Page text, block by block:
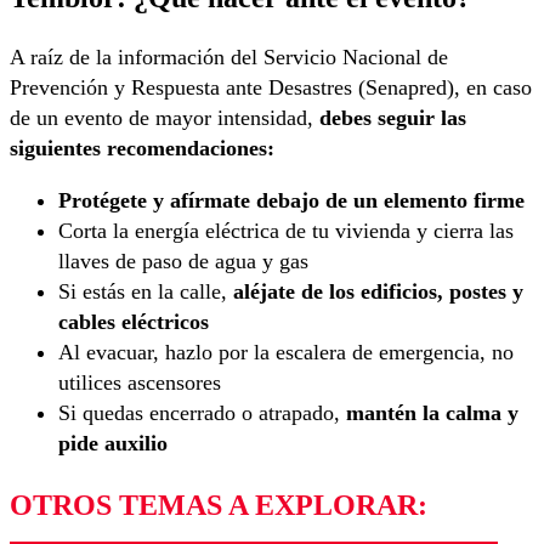
A raíz de la información del Servicio Nacional de
Prevención y Respuesta ante Desastres (Senapred), en caso
de un evento de mayor intensidad, debes seguir las
siguientes recomendaciones:
Protégete y afírmate debajo de un elemento firme
Corta la energía eléctrica de tu vivienda y cierra las
llaves de paso de agua y gas
Si estás en la calle, aléjate de los edificios, postes y
cables eléctricos
Al evacuar, hazlo por la escalera de emergencia, no
utilices ascensores
Si quedas encerrado o atrapado, mantén la calma y
pide auxilio
OTROS TEMAS A EXPLORAR: